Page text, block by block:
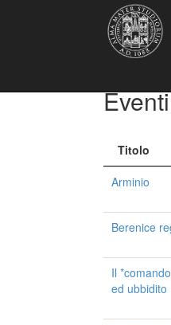
Eventi
Titolo
Arminio
Berenice
Il
ed ubbidito